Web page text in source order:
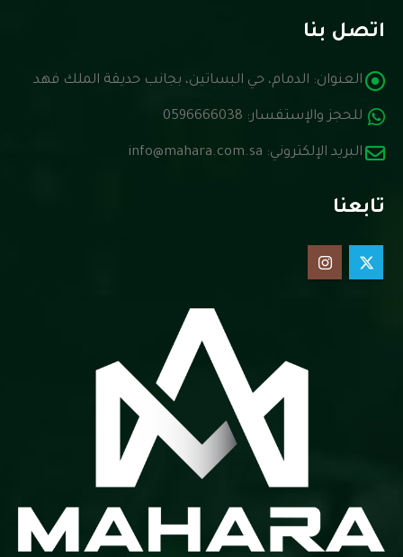
اتصل بنا
العنوان: الدمام، حي البساتين، بجانب حديقة الملك فهد
للحجز والإستفسار: 0596666038
البريد الإلكتروني: info@mahara.com.sa
تابعنا